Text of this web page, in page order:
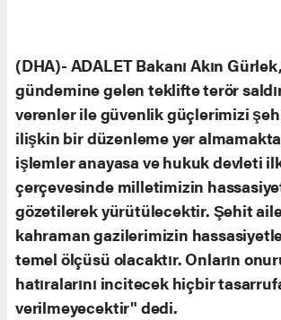
(DHA)- ADALET Bakanı Akın
gündemine gelen teklifte terör
verenler ile güvenlik güçlerimizi
ilişkin bir düzenleme yer
işlemler anayasa ve hukuk devleti
çerçevesinde milletimizin
gözetilerek yürütülecektir. Şehit
kahraman gazilerimizin
temel ölçüsü olacaktır. Onların
hatıralarını incitecek hiçbir
verilmeyecektir" dedi.